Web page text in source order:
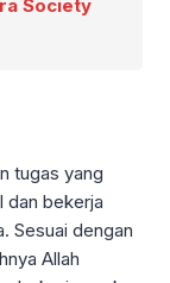
Society
tugas yang
dan bekerja
Sesuai dengan
Allah